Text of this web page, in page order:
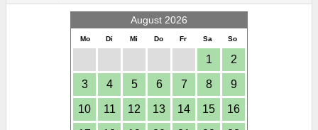
August 2026
Mo Di Mi Do Fr Sa So
1 2
3 4 5 6 7 8 9
10 11 12 13 14 15 16